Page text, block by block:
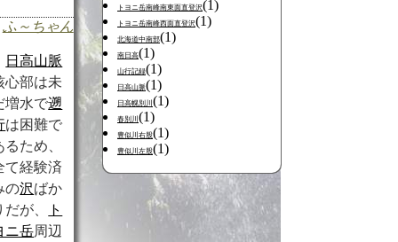
ふ～ちゃん
日高山脈
心部は未
増水で遡
は困難で
るため、
て経験済
の沢ばか
だが、
ト
ニ岳周辺
トヨニ岳南峰南東面直登沢(1)
トヨニ岳南峰西面直登沢(1)
北海道中南部(1)
南日高(1)
山行記録(1)
日高山脈(1)
日高幌別川 (1)
春別川 (1)
豊似川右股(1)
豊似川左股(1)